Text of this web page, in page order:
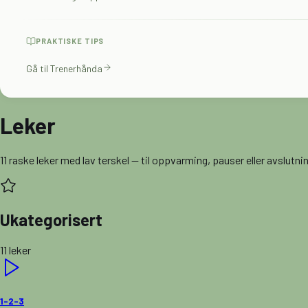
PRAKTISKE TIPS
Gå til Trenerhånda
Leker
11 raske leker med lav terskel — til oppvarming, pauser eller
Ukategorisert
11 leker
1-2-3